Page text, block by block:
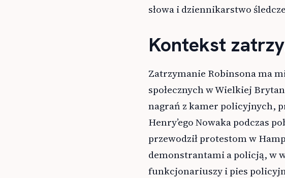
słowa i dziennikarstwo
Kontekst
Zatrzymanie Robinsona ma
społecznych w Wielkiej
nagrań z kamer policyjnych,
Henry’ego Nowaka podczas
przewodził protestom w
demonstrantami a policją, w
funkcjonariuszy i pies